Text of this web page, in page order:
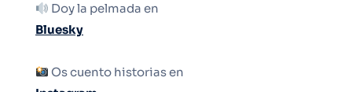
Doy la pelmada en
Bluesky
Os cuento historias en